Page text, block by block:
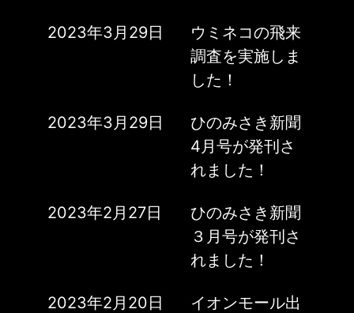
2023年3月29日
ウミネコの飛来
調査を実施しま
した！
2023年3月29日
ひのみさき新聞
4月号が発刊さ
れました！
2023年2月27日
ひのみさき新聞
３月号が発刊さ
れました！
2023年2月20日
イオンモール出